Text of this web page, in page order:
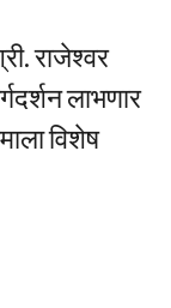
राजेश्वर
लाभणार
विशेष